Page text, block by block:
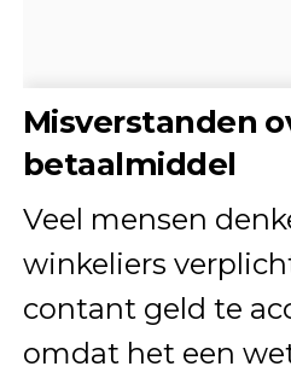
Misverstanden
betaalmiddel
Veel mensen
winkeliers
contant geld te
omdat het een